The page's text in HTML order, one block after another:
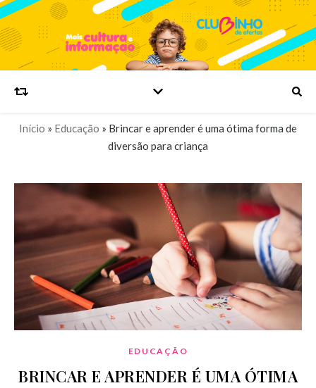
Início » Educação » Brincar e aprender é uma ótima forma de
diversão para criança
EDUCAÇÃO
BRINCAR E APRENDER É UMA ÓTIMA